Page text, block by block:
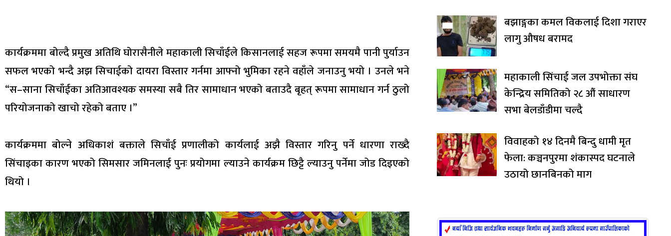
कार्यक्रममा बोल्दै प्रमुख अतिथि घोरासैनीले महाकाली सिचाँईले किसानलाई सहज रूपमा समयमै पानी पुर्याउन
सफल भएको भन्दै अझ सिचाईको दायरा विस्तार गर्नमा आफ्नो भुमिका रहने वहाँले जनाउनु भयो । उनले भने
“स–साना सिचाँईका अतिआवश्यक समस्या सबै तिर सामाधान भएको बताउदै बृहत् रूपमा सामाधान गर्न ठुलो
परियोजनाको खाचो रहेको बताए ।”
कार्यक्रममा बोल्ने अधिकाशं बक्ताले सिचाँई प्रणालीको कार्यलाई अझै विस्तार गरिनु पर्ने धारणा राख्दै
सिंचाइका कारण भएको सिमसार जमिनलाई पुनः प्रयोगमा ल्याउने कार्यक्रम छिट्टै ल्याउनु पर्नेमा जोड दिइएको
थियो ।
बझाङ्गका कमल विकलाई दिशा गराएर
लागु औषध बरामद
महाकाली सिंचाई जल उपभोक्ता संघ
केन्द्रिय समितिको २८ औं साधारण
सभा बेलडाँडीमा चल्दै
विवाहको १४ दिनमै बिन्दु धामी मृत
फेला: कञ्चनपुरमा शंकास्पद घटनाले
उठायो छानबिनको माग